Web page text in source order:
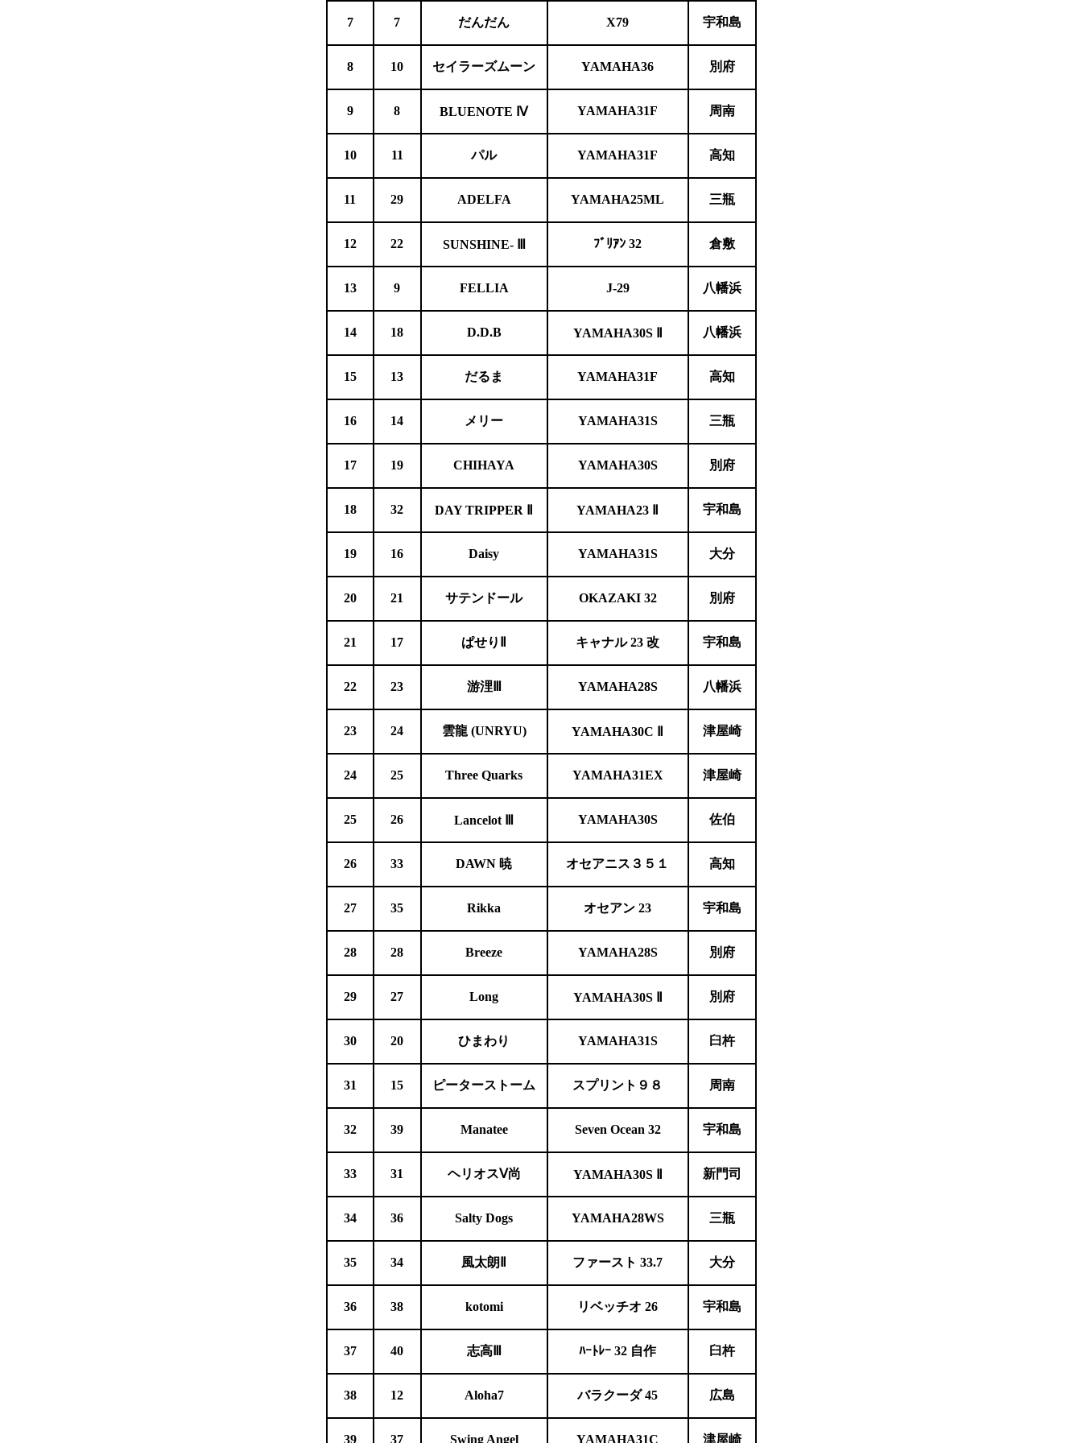
7 7 だんだん X79 宇和島
8 10 セイラーズムーン YAMAHA36 別府
9 8 BLUENOTE Ⅳ YAMAHA31F 周南
10 11 パル YAMAHA31F 高知
11 29 ADELFA YAMAHA25ML 三瓶
12 22 SUNSHINE- ﾌﾞﾘｱﾝ 32 倉敷
13 9 FELLIA J-29 八幡浜
14 18 D.D.B YAMAHA30S 八幡浜
15 13 だるま YAMAHA31F 高知
16 14 メリー YAMAHA31S 三瓶
17 19 CHIHAYA YAMAHA30S 別府
18 32 DAYTRIPPER Ⅱ YAMAHA23 宇和島
19 16 Daisy YAMAHA31S 大分
20 21 サテンドール OKAZAKI 32 別府
21 17 ぱせりⅡ キャナル 23 改 宇和島
22 23 游浬Ⅲ YAMAHA28S 八幡浜
23 24 雲龍 (UNRYU) YAMAHA30C 津屋崎
24 25 Three Quarks YAMAHA31EX 津屋崎
25 26 Lancelot YAMAHA30S 佐伯
26 33 DAWN 暁 オセアニス３５１ 高知
27 35 Rikka オセアン 23 宇和島
28 28 Breeze YAMAHA28S 別府
29 27 Long YAMAHA30S 別府
30 20 ひまわり YAMAHA31S 臼杵
31 15 ピーターストーム スプリント９８ 周南
32 39 Manatee Seven Ocean 32 宇和島
33 31 ヘリオスⅤ尚 YAMAHA30S 新門司
34 36 Salty Dogs YAMAHA28WS 三瓶
35 34 風太朗Ⅱ ファースト 33.7 大分
36 38 kotomi リベッチオ 26 宇和島
37 40 志高Ⅲ ﾊｰﾄﾚｰ 32 自作 臼杵
38 12 Aloha7 バラクーダ 45 広島
39 37 Swing Angel YAMAHA31C 津屋崎